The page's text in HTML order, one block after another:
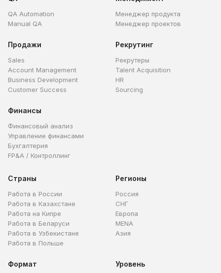
QA Automation
Manual QA
Менеджер продукта
Менеджер проектов
Продажи
Sales
Account Management
Business Development
Customer Success
Рекрутинг
Рекрутеры
Talent Acquisition
HR
Sourcing
Финансы
Финансовый анализ
Управление финансами
Бухгалтерия
FP&A / Контроллинг
Страны
Работа в России
Работа в Казахстане
Работа на Кипре
Работа в Беларуси
Работа в Узбекистане
Работа в Польше
Регионы
Россия
СНГ
Европа
MENA
Азия
Формат Уровень